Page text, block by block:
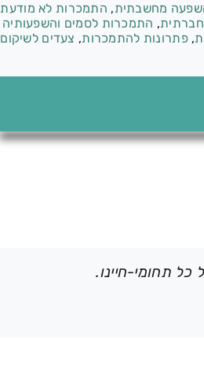
מחשבתית, התמכרות לא מודעת
, התמכרות לסמים והשפעותיה
,פתרונות להתמכרות, צעדים לשיקום
תחומי-חיינו.